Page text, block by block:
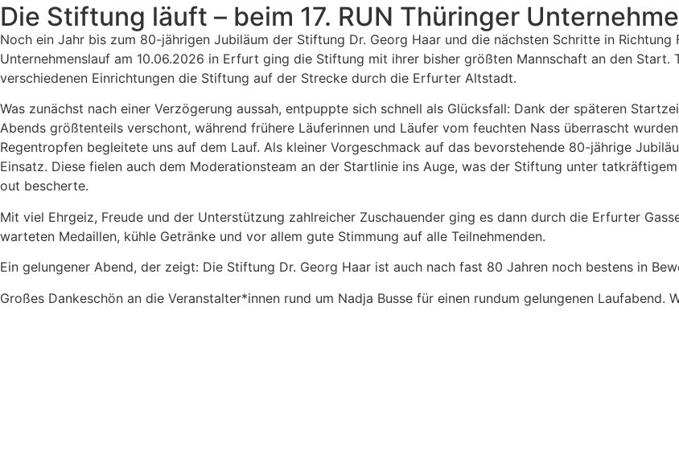
Die Stiftung läuft – beim 17. RUN Thüringer
Noch ein Jahr bis zum 80-jährigen Jubiläum der Stiftung Dr. Georg Haar und die nächsten Schritte in
Unternehmenslauf am 10.06.2026 in Erfurt ging die Stiftung mit ihrer bisher größten Mannschaft an den
verschiedenen Einrichtungen die Stiftung auf der Strecke durch die Erfurter Altstadt.
Was zunächst nach einer Verzögerung aussah, entpuppte sich schnell als Glücksfall: Dank der späteren
Abends größtenteils verschont, während frühere Läuferinnen und Läufer vom feuchten Nass überrascht
Regentropfen begleitete uns auf dem Lauf. Als kleiner Vorgeschmack auf das bevorstehende 80-jährige
Einsatz. Diese fielen auch dem Moderationsteam an der Startlinie ins Auge, was der Stiftung unter
out bescherte.
Mit viel Ehrgeiz, Freude und der Unterstützung zahlreicher Zuschauender ging es dann durch die Erfurter
warteten Medaillen, kühle Getränke und vor allem gute Stimmung auf alle Teilnehmenden.
Ein gelungener Abend, der zeigt: Die Stiftung Dr. Georg Haar ist auch nach fast 80 Jahren noch bestens in
Großes Dankeschön an die Veranstalter*innen rund um Nadja Busse für einen rundum gelungenen Laufabend.